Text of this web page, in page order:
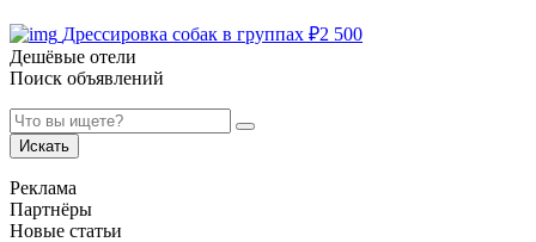
Дрессировка собак в группах ₽2 500
Дешёвые отели
Поиск объявлений
Искать
Реклама
Партнёры
Новые статьи